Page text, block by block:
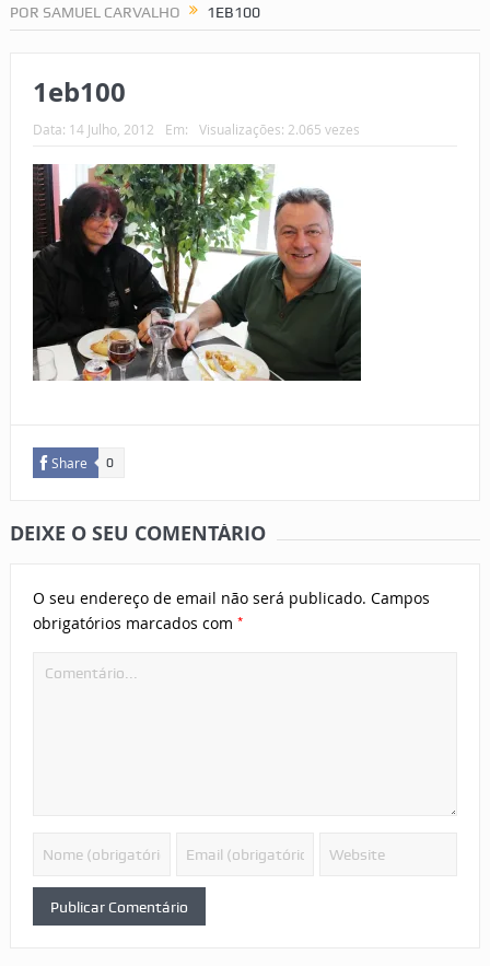
POR SAMUEL CARVALHO
1EB100
1eb100
Data: 14 Julho, 2012 Em: Visualizações: 2.065 vezes
Share 0
DEIXE O SEU COMENTÁRIO
O seu endereço de email não será publicado. Campos
obrigatórios marcados com *